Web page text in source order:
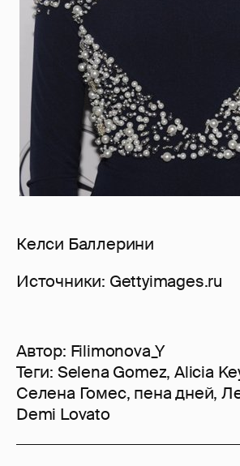
Келси Баллерини
Источники: Gettyimages.ru
Автор: Filimonova_Y
Теги: Selena Gomez,Alicia
Селена Гомес, пена дней,
Demi Lovato